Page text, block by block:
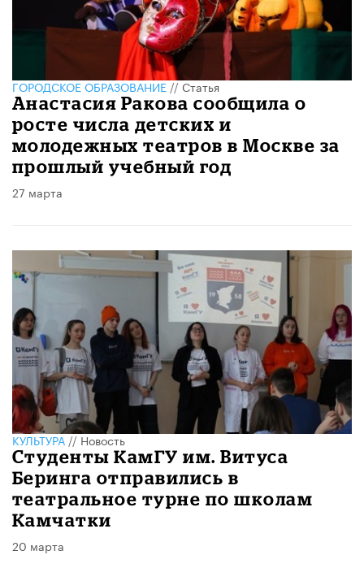
ГОРОДСКОЕ ОБРАЗОВАНИЕ//Статья
Анастасия Ракова сообщила о
росте числа детских и
молодежных театров в Москве за
прошлый учебный год
27 марта
КУЛЬТУРА//Новость
Студенты КамГУ им. Витуса
Беринга отправились в
театральное турне по школам
Камчатки
20 марта